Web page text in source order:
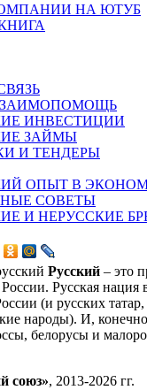
НА ЮТУБ
ИНВЕСТИЦИИ
ЗАЙМЫ
И ТЕНДЕРЫ
ОПЫТ В
СОВЕТЫ
И НЕРУССКИЕ
Русский – это
Русская нация
(и русских
народы). И,
белорусы и
союз», 2013-2026 гг.